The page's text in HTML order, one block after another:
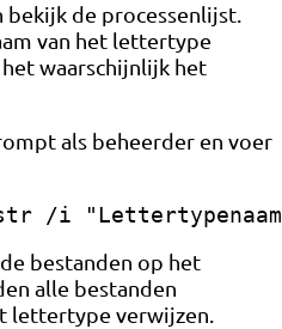
bekijk de processenlijst.
van het lettertype
waarschijnlijk het
als beheerder en voer
/i
bestanden op het
alle bestanden
lettertype verwijzen.